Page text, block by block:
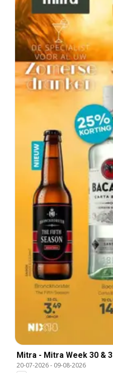
Mitra - Mitra Week 30 &
20-07-2026- 09-08-2026